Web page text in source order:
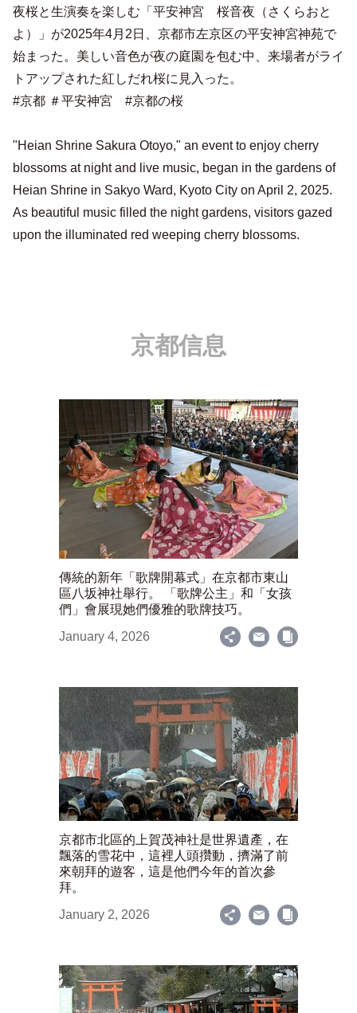
夜桜と生演奏を楽しむ「平安神宮 桜音夜（さくらおと
よ）」が2025年4月2日、京都市左京区の平安神宮神苑で
始まった。美しい音色が夜の庭園を包む中、来場者がライ
トアップされた紅しだれ桜に見入った。
#京都 ＃平安神宮 #京都の桜
"Heian Shrine Sakura Otoyo," an event to enjoy cherry
blossoms at night and live music, began in the gardens of
Heian Shrine in Sakyo Ward, Kyoto City on April 2, 2025.
As beautiful music filled the night gardens, visitors gazed
upon the illuminated red weeping cherry blossoms.
京都信息
傳統的新年「歌牌開幕式」在京都市東山
區八坂神社舉行。 「歌牌公主」和「女孩
們」會展現她們優雅的歌牌技巧。
January 4, 2026
京都市北區的上賀茂神社是世界遺產，在
飄落的雪花中，這裡人頭攢動，擠滿了前
來朝拜的遊客，這是他們今年的首次參
拜。
January 2, 2026